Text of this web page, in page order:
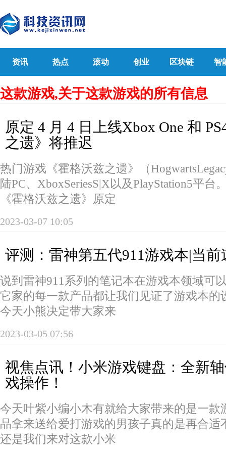
资讯 热点 滚动 创业 区块链 智
这款游戏,关于这款游戏的所有信息
原定 4 月 4 日上线Xbox One 和
之遗》将推迟
热门游戏《霍格沃兹之遗》（
陆PC、XboxSeriesS|X以及PlayStation5平台
《霍格沃兹之遗》原定
2023-03-07 10:05
评测：雷神第五代911游戏本|当前
说到雷神911系列的笔记本在游戏本领域可
它家的每一款产品都让我们见证了游戏本的
今天小熊决定带大家来
2023-03-05 07:56
视焦点讯！小米游戏键盘：全新
戏操作！
今天叶紫小编小木有就给大家带来的是一款
品拿来送给爱打游戏的男孩子真的是再合适
还是我们来对这款小米